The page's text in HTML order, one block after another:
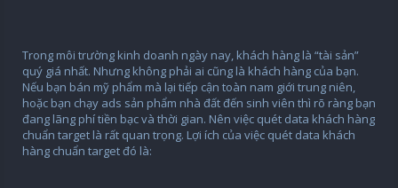
Trong môi trường kinh doanh ngày nay, khách hàng là “tài sản”
quý giá nhất. Nhưng không phải ai cũng là khách hàng của bạn.
Nếu bạn bán mỹ phẩm mà lại tiếp cận toàn nam giới trung niên,
hoặc bạn chạy ads sản phẩm nhà đất đến sinh viên thì rõ ràng bạn
đang lãng phí tiền bạc và thời gian. Nên việc quét data khách hàng
chuẩn target là rất quan trọng. Lợi ích của việc quét data khách
hàng chuẩn target đó là: